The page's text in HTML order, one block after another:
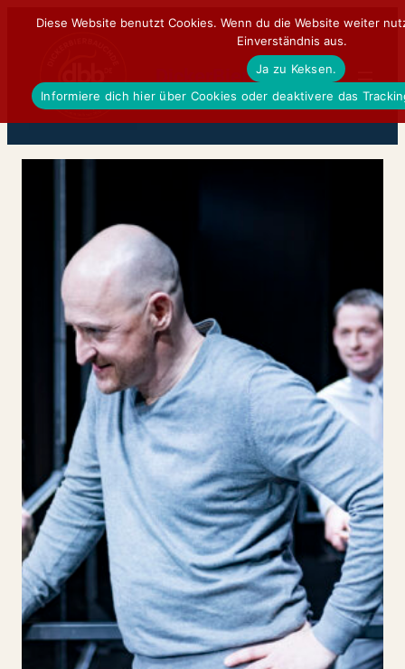
DickerBierBauchDE
Diese Website benutzt Cookies. Wenn du die Website weiter
Einverständnis aus.
Ja zu Keksen.
Informiere dich hier über Cookies oder deaktivere das